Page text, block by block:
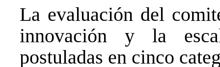
La evaluación del
innovación y la
postuladas en cinco